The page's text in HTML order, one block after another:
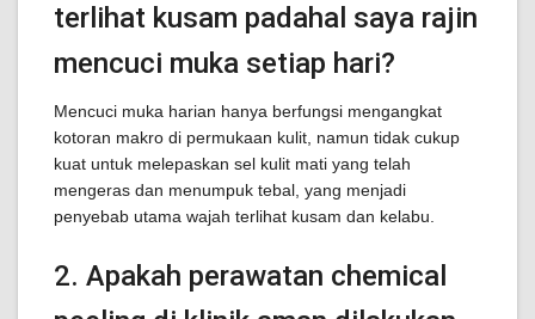
terlihat kusam padahal saya rajin
mencuci muka setiap hari?
Mencuci muka harian hanya berfungsi mengangkat
kotoran makro di permukaan kulit, namun tidak cukup
kuat untuk melepaskan sel kulit mati yang telah
mengeras dan menumpuk tebal, yang menjadi
penyebab utama wajah terlihat kusam dan kelabu.
2. Apakah perawatan chemical